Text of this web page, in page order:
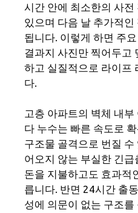
시간 안에 최소한의 사
있으며 다음 날 추가적
됩니다. 이렇게 하면 주
결과지 사진만 찍어두고
하고 실질적으로 라이프
다.
고층 아파트의 벽체 내
다 누수는 빠른 속도로
구조물 골격으로 번질
어오지 않는 부실한 긴
돈을 지불하고도 효과적
릅니다. 반면 24시간 출
성에 의문이 없는 구조